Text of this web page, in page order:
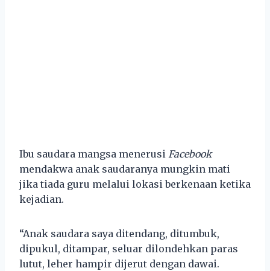
Ibu saudara mangsa menerusi Facebook
mendakwa anak saudaranya mungkin mati
jika tiada guru melalui lokasi berkenaan ketika
kejadian.
“Anak saudara saya ditendang, ditumbuk,
dipukul, ditampar, seluar dilondehkan paras
lutut, leher hampir dijerut dengan dawai.